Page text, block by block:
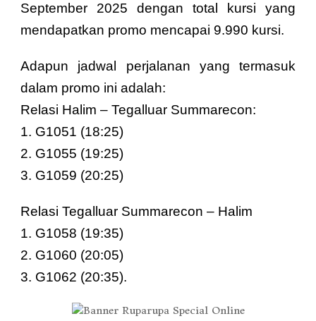
September 2025 dengan total kursi yang
mendapatkan promo mencapai 9.990 kursi.
Adapun jadwal perjalanan yang termasuk
dalam promo ini adalah:
Relasi Halim – Tegalluar Summarecon:
1.⁠ ⁠G1051 (18:25)
2.⁠ ⁠G1055 (19:25)
3.⁠ ⁠G1059 (20:25)
Relasi Tegalluar Summarecon – Halim
1.⁠ ⁠G1058 (19:35)
2.⁠ ⁠G1060 (20:05)
3.⁠ ⁠G1062 (20:35).